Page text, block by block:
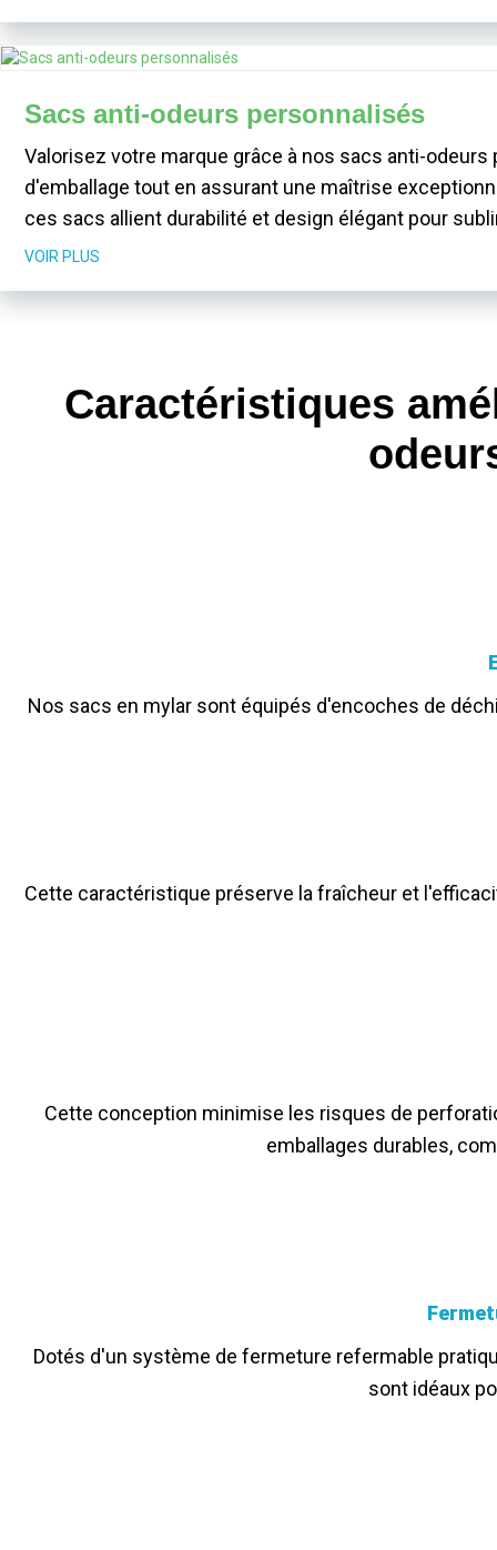
Sacs anti-odeurs personnalisés
Valorisez votre marque grâce à nos sacs anti-
d'emballage tout en assurant une maîtrise
ces sacs allient durabilité et design élégant pour
VOIR PLUS
Caractéristiques
Nos sacs en mylar sont équipés d'encoches de
Cette caractéristique préserve la fraîcheur et
Cette conception minimise les risques de
emballages durables,
Dotés d'un système de fermeture refermable
sont idéaux